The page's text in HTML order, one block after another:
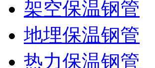
架空保温钢管
地埋保温钢管
热力保温钢管